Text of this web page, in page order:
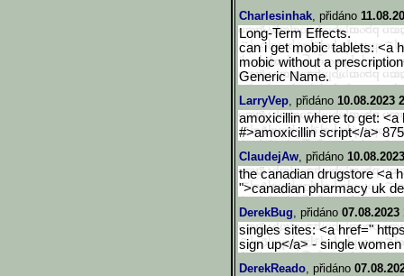
Charlesinhak, přidáno
Long-Term Effects.
can i get mobic tablets: <a
mobic without a
Generic Name.
LarryVep, přidáno 10.08.2023
amoxicillin where to get:
#>amoxicillin script</a>
ClaudejAw, přidáno
the canadian drugstore <a
">canadian pharmacy uk
DerekBug, přidáno 07.08.2023
singles sites: <a href="
sign up</a> - single women
DerekReado, přidáno